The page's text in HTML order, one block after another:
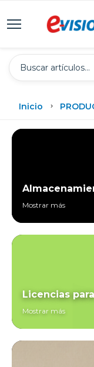
Inicio
Mostrar más
Licencias
Mostrar más